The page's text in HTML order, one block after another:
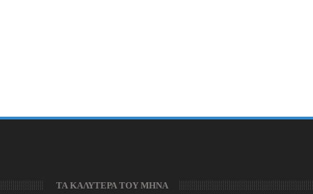
ΤΑ ΚΑΛΥΤΕΡΑ ΤΟΥ ΜΗΝΑ